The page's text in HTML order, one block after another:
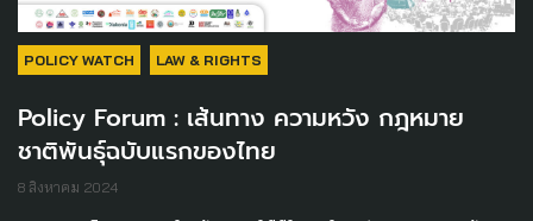
POLICY WATCH LAW & RIGHTS
Policy Forum : เส้นทาง ความหวัง กฎหมาย
ชาติพันธุ์ฉบับแรกของไทย
8 สิงหาคม 2024